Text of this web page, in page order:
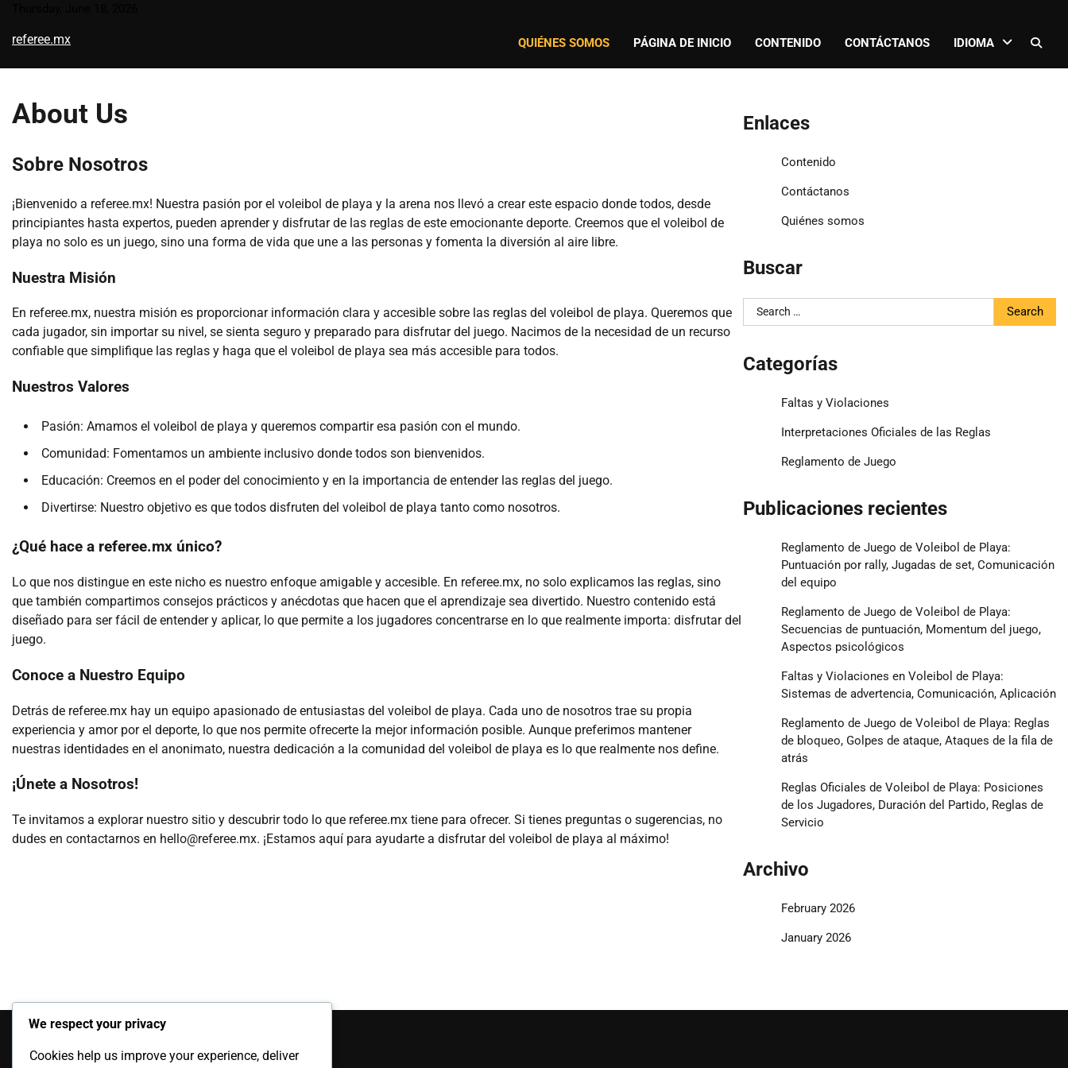
content
referee.mx QUIÉNES SOMOS PÁGINA DE INICIO CONTENIDO CONTÁCTANOS IDIOMA
About Us
Sobre Nosotros
¡Bienvenido a referee.mx! Nuestra pasión por el voleibol de playa y la arena nos llevó a crear este espacio donde todos, desde
principiantes hasta expertos, pueden aprender y disfrutar de las reglas de este emocionante deporte. Creemos que el voleibol de
playa no solo es un juego, sino una forma de vida que une a las personas y fomenta la diversión al aire libre.
Nuestra Misión
En referee.mx, nuestra misión es proporcionar información clara y accesible sobre las reglas del voleibol de playa. Queremos que
cada jugador, sin importar su nivel, se sienta seguro y preparado para disfrutar del juego. Nacimos de la necesidad de un recurso
confiable que simplifique las reglas y haga que el voleibol de playa sea más accesible para todos.
Nuestros Valores
Pasión: Amamos el voleibol de playa y queremos compartir esa pasión con el mundo.
Comunidad: Fomentamos un ambiente inclusivo donde todos son bienvenidos.
Educación: Creemos en el poder del conocimiento y en la importancia de entender las reglas del juego.
Divertirse: Nuestro objetivo es que todos disfruten del voleibol de playa tanto como nosotros.
¿Qué hace a referee.mx único?
Lo que nos distingue en este nicho es nuestro enfoque amigable y accesible. En referee.mx, no solo explicamos las reglas, sino
que también compartimos consejos prácticos y anécdotas que hacen que el aprendizaje sea divertido. Nuestro contenido está
diseñado para ser fácil de entender y aplicar, lo que permite a los jugadores concentrarse en lo que realmente importa: disfrutar del
juego.
Conoce a Nuestro Equipo
Detrás de referee.mx hay un equipo apasionado de entusiastas del voleibol de playa. Cada uno de nosotros trae su propia
experiencia y amor por el deporte, lo que nos permite ofrecerte la mejor información posible. Aunque preferimos mantener
nuestras identidades en el anonimato, nuestra dedicación a la comunidad del voleibol de playa es lo que realmente nos define.
¡Únete a Nosotros!
Te invitamos a explorar nuestro sitio y descubrir todo lo que referee.mx tiene para ofrecer. Si tienes preguntas o sugerencias, no
dudes en contactarnos en hello@referee.mx. ¡Estamos aquí para ayudarte a disfrutar del voleibol de playa al máximo!
Enlaces
Contenido
Contáctanos
Quiénes somos
Buscar
Search
for:
Categorías
Faltas y Violaciones
Interpretaciones Oficiales de las Reglas
Reglamento de Juego
Publicaciones recientes
Reglamento de Juego de Voleibol de Playa:
Puntuación por rally, Jugadas de set, Comunicación
del equipo
Reglamento de Juego de Voleibol de Playa:
Secuencias de puntuación, Momentum del juego,
Aspectos psicológicos
Faltas y Violaciones en Voleibol de Playa:
Sistemas de advertencia, Comunicación, Aplicación
Reglamento de Juego de Voleibol de Playa: Reglas
de bloqueo, Golpes de ataque, Ataques de la fila de
atrás
Reglas Oficiales de Voleibol de Playa: Posiciones
de los Jugadores, Duración del Partido, Reglas de
Servicio
Archivo
February 2026
January 2026
Categorías
Faltas y Violaciones
We respect your privacy
Cookies help us improve your experience, deliver